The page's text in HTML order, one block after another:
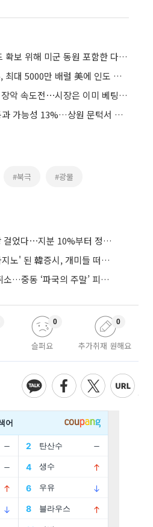
백악관 “트럼프, 그린란드 확보 위해 미군 동원 포함한 다양한 선택지 검토”
트럼프 "베네수엘라 원유, 최대 5000만 배럴 美에 인도 예정“
트럼프, 베네수엘라 석유 장악 속도전⋯시장은 이미 베팅 착수
美 클래리티 법안 연내 통과 가능성 13%…상원 문턱서 제동
#북극 #광물
프랑스, 외국인 투자 빗장 걸었다⋯지분 10%부터 정부가 승인
"다신 국장 안 한다"⋯'카지노' 된 韓증시, 개미들 떠난다
트럼프, 이란 공격 전격 취소…중동 ‘파국의 주말’ 피했다
슬퍼요
0
추가취재 원해요
0